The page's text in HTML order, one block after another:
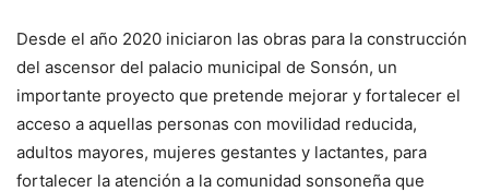
Desde el año 2020 iniciaron las obras para la construcción
del ascensor del palacio municipal de Sonsón, un
importante proyecto que pretende mejorar y fortalecer el
acceso a aquellas personas con movilidad reducida,
adultos mayores, mujeres gestantes y lactantes, para
fortalecer la atención a la comunidad sonsoneña que